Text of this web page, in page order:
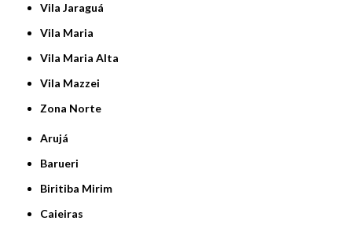
Vila Jaraguá
Vila Maria
Vila Maria Alta
Vila Mazzei
Zona Norte
Arujá
Barueri
Biritiba Mirim
Caieiras